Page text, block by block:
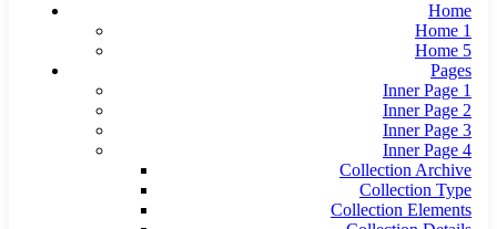
Home
Home 1
Home 5
Pages
Inner Page 1
Inner Page 2
Inner Page 3
Inner Page 4
Collection Archive
Collection Type
Collection Elements